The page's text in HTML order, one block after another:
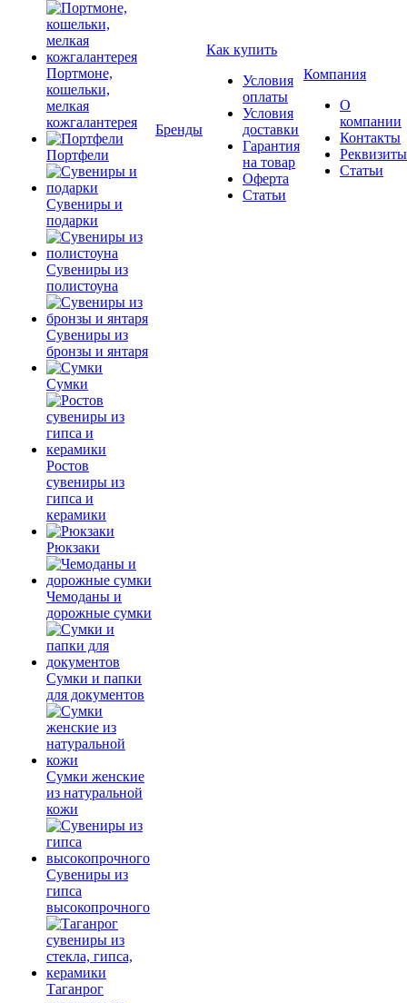
Портмоне,
кошельки,
мелкая
кожгалантерея
Портфели
Сувениры и
подарки
Сувениры из
полистоуна
Сувениры из
бронзы и янтаря
Сумки
Ростов
сувениры из
гипса и
керамики
Рюкзаки
Чемоданы и
дорожные сумки
Сумки и папки
для документов
Сумки женские
из натуральной
кожи
Сувениры из
гипса
высокопрочного
Таганрог
Бренды
Как купить
Условия
оплаты
Условия
доставки
Гарантия
на товар
Оферта
Статьи
Компания
О
компании
Контакты
Реквизиты
Статьи